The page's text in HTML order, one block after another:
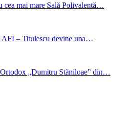
cea mai mare Sală Polivalentă…
AFI – Titulescu devine una…
„Dumitru Stăniloae” din…